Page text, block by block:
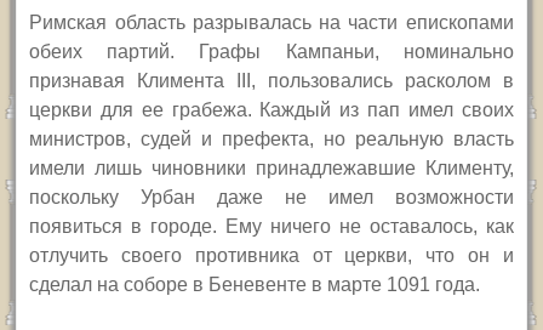
Римская область разрывалась на части епископами
обеих партий. Графы Кампаньи, номинально
признавая Климента
III, пользовались расколом в
церкви для ее грабежа. Каждый из пап имел своих
министров, судей и префекта, но реальную власть
имели лишь чиновники принадлежавшие Клименту,
поскольку Урбан даже не имел возможности
появиться в городе. Ему ничего не оставалось, как
отлучить своего противника от церкви, что он и
сделал на соборе в Беневенте в марте 1091 года.